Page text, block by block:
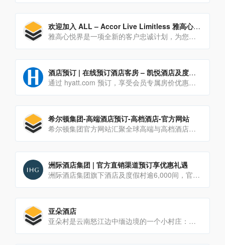
欢迎加入 ALL – Accor Live Limitless 雅高心悦界
雅高心悦界是一项全新的客户忠诚计划，为您带来每日奖励。预订酒店、找到优惠和折扣并查看合作伙伴优惠。
酒店预订 | 在线预订酒店客房 – 凯悦酒店及度假村
通过 hyatt.com 预订，享受会员专属房价优惠。立即预订全球逾 1,300+ 家凯悦酒店及度假村中的任何一家，即可享受最优惠房价保证。
希尔顿集团-高端酒店预订-高档酒店-官方网站
希尔顿集团官方网站汇聚全球高端与高档酒店资源，包含各地酒店信息查询、酒店预订、最新活动以及会员积分与权益。希尔顿通过提供创新的产品和服务，满足高端客人不断变化的需求。
洲际酒店集团 | 官方直销渠道预订享优惠礼遇
洲际酒店集团旗下酒店及度假村逾6,000间，官方直销渠道预订享优惠礼遇。丰富的酒店类型从奢华的酒店及度假村[…]
亚朵酒店
亚朵村是云南怒江边中缅边境的一个小村庄：自然、静谧、温暖、朴实。亚朵品牌的创办者，在一次旅行中，意外地走进了亚[…]